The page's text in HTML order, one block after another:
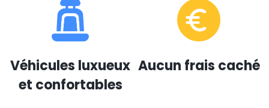
Véhicules luxueux
et confortables
Aucun frais caché